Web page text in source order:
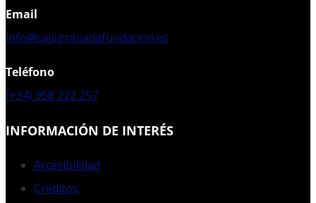
Email
info@cajagranadafundacion.es
Teléfono
(+34) 958 222 257
INFORMACIÓN DE INTERÉS
Accesibilidad
Créditos